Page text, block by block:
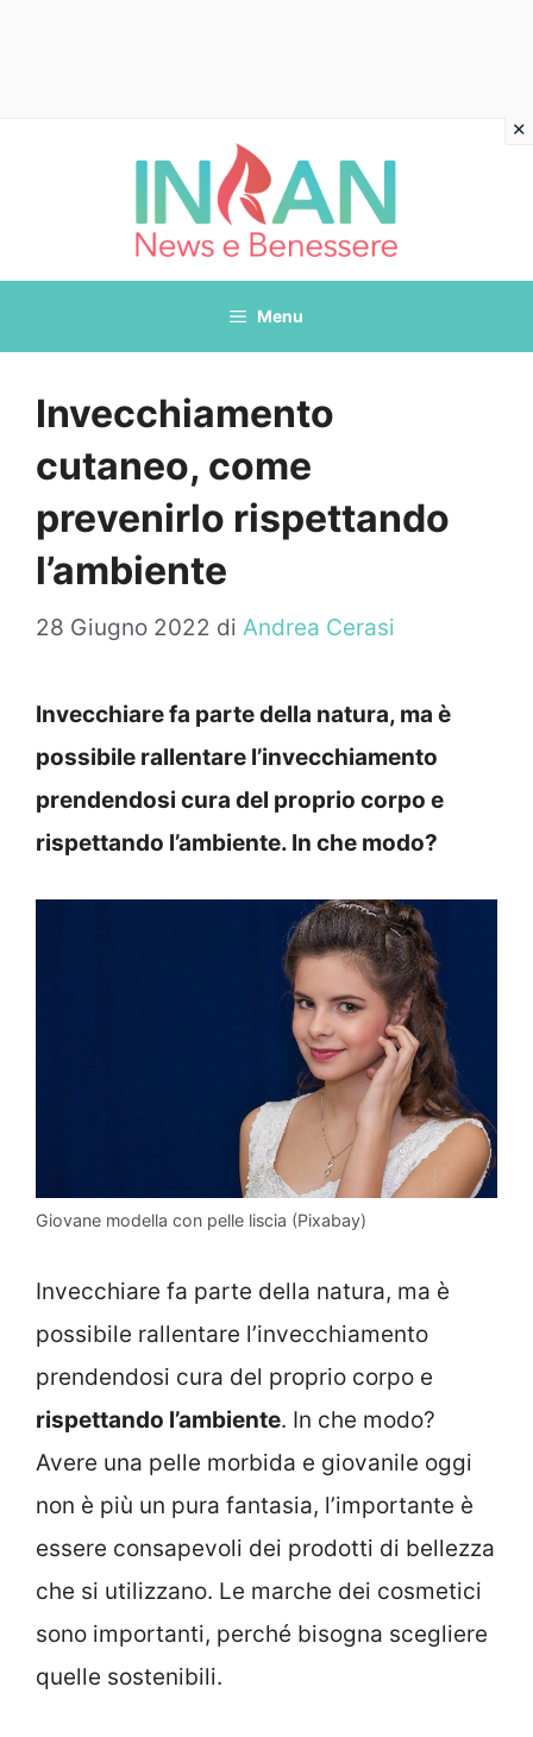
Menu
Invecchiamento
cutaneo, come
prevenirlo rispettando
l’ambiente
28 Giugno 2022 di Andrea Cerasi
Invecchiare fa parte della natura, ma è
possibile rallentare l’invecchiamento
prendendosi cura del proprio corpo e
rispettando l’ambiente. In che modo?
Giovane modella con pelle liscia (Pixabay)
Invecchiare fa parte della natura, ma è
possibile rallentare l’invecchiamento
prendendosi cura del proprio corpo e
rispettando l’ambiente. In che modo?
Avere una pelle morbida e giovanile oggi
non è più un pura fantasia, l’importante è
essere consapevoli dei prodotti di bellezza
che si utilizzano. Le marche dei cosmetici
sono importanti, perché bisogna scegliere
quelle sostenibili.